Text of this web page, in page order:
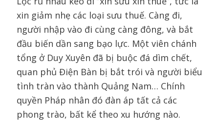
xin giảm nhẹ các loại sưu thuế. Càng đi,
người nhập vào đi cùng càng đông, và bắt
đầu biến dần sang bạo lực. Một viên chánh
tổng ở Duy Xuyên đã bị buộc đá dìm chết,
quan phủ Điện Bàn bị bắt trói và người biểu
tình tràn vào thành Quảng Nam… Chính
quyền Pháp nhân đó đàn áp tất cả các
phong trào, bất kể theo xu hướng nào.